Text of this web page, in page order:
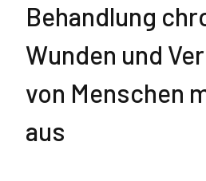
Behandlung
Wunden und
von Menschen
aus